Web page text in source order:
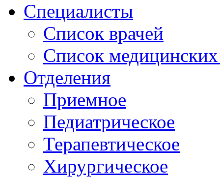
Специалисты
Список врачей
Список медицинских
Отделения
Приемное
Педиатрическое
Терапевтическое
Хирургическое